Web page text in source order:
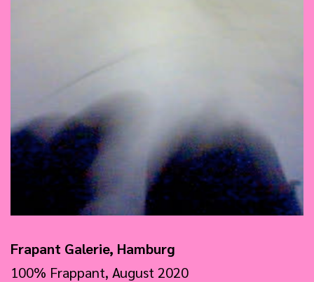
Frapant Galerie, Hamburg
100% Frappant, August 2020